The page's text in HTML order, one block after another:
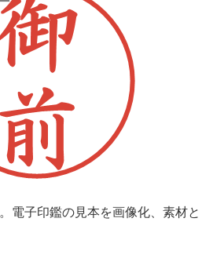
電子印鑑の見本を画像化、素材と